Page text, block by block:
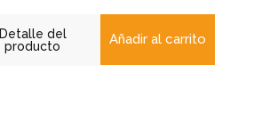
Detalle del
producto
Añadir al carrito